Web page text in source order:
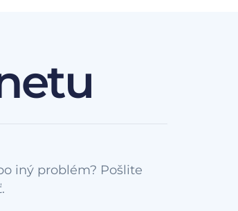
iný problém? Pošlite